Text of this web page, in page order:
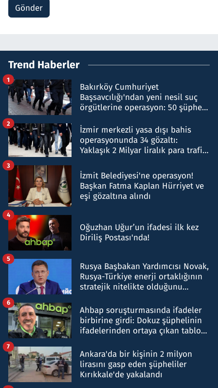
Gönder
Trend Haberler
Bakırköy Cumhuriyet
Başsavcılığı'ndan yeni nesil suç
örgütlerine operasyon: 50 şüpheli
1
İzmir merkezli yasa dışı bahis
operasyonunda 34 gözaltı:
Yaklaşık 2 Milyar liralık para trafiği
2
İzmit Belediyesi'ne operasyon!
Başkan Fatma Kaplan Hürriyet ve
eşi gözaltına alındı
3
Oğuzhan Uğur’un ifadesi ilk kez
Diriliş Postası'nda!
4
Rusya Başbakan Yardımcısı Novak,
Rusya-Türkiye enerji ortaklığının
stratejik nitelikte olduğunu
5
Ahbap soruşturmasında ifadeler
birbirine girdi: Dokuz şüphelinin
ifadelerinden ortaya çıkan tablo
6
Ankara'da bir kişinin 2 milyon
lirasını gasp eden şüpheliler
Kırıkkale'de yakalandı
7